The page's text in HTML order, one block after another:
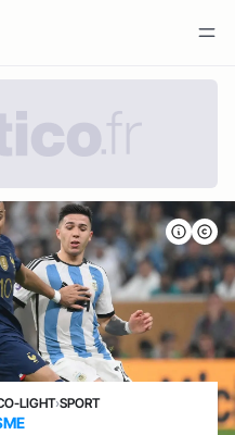
LIGHT›SPORT